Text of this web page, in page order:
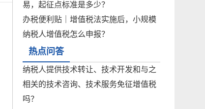
易，起征点标准是多少？
办税便利贴｜增值税法实施后，小规模
纳税人增值税怎么申报？
热点问答
纳税人提供技术转让、技术开发和与之
相关的技术咨询、技术服务免征增值税
吗？